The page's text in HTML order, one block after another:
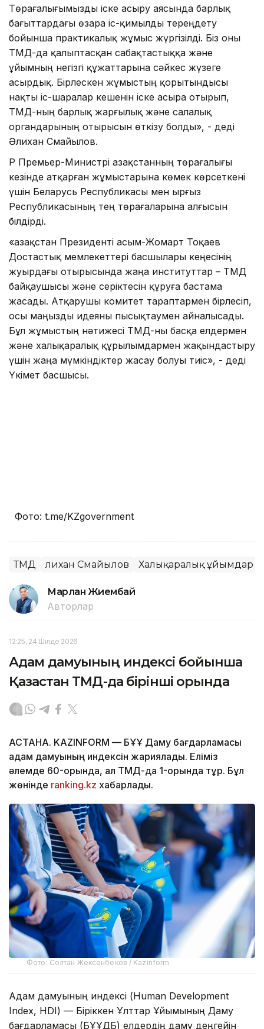
Төрағалығымызды іске асыру аясында барлық
бағыттардағы өзара іс-қимылды тереңдету
бойынша практикалық жұмыс жүргізілді. Біз оны
ТМД-да қалыптасқан сабақтастыққа және
ұйымның негізгі құжаттарына сәйкес жүзеге
асырдық. Бірлескен жұмыстың қорытындысы
нақты іс-шаралар кешенін іске асыра отырып,
ТМД-ның барлық жарғылық және салалық
органдарының отырысын өткізу болды», - деді
Әлихан Смайылов.
ҚР Премьер-Министрі Қазақстанның төрағалығы
кезінде атқарған жұмыстарына көмек көрсеткені
үшін Беларусь Республикасы мен Қырғыз
Республикасының тең төрағаларына алғысын
білдірді.
«Қазақстан Президенті Қасым-Жомарт Тоқаев
Достастық мемлекеттері басшылары кеңесінің
жуырдағы отырысында жаңа институттар – ТМД
байқаушысы және серіктесін құруға бастама
жасады. Атқарушы комитет тараптармен бірлесіп,
осы маңызды идеяны пысықтаумен айналысады.
Бұл жұмыстың нәтижесі ТМД-ны басқа елдермен
және халықаралық құрылымдармен жақындастыру
үшін жаңа мүмкіндіктер жасау болуы тиіс», - деді
Үкімет басшысы.
Фото: t.me/KZgovernment
ТМД Әлихан Смайылов Халықаралық ұйымдар
Марлан Жиембай
Авторлар
12:25, 24 Шілде 2026
Адам дамуының индексі бойынша
Қазақстан ТМД-да бірінші орында
АСТАНА. KAZINFORM — БҰҰ Даму бағдарламасы
адам дамуының индексін жариялады. Еліміз
әлемде 60-орында, ал ТМД-да 1-орында тұр. Бұл
жөнінде ranking.kz хабарлады.
Фото: Солтан Жексенбеков / Kazinform
Адам дамуының индексі (Human Development
Index, HDI) — Біріккен Ұлттар Ұйымының Даму
бағдарламасы (БҰҰДБ) елдердің даму деңгейін